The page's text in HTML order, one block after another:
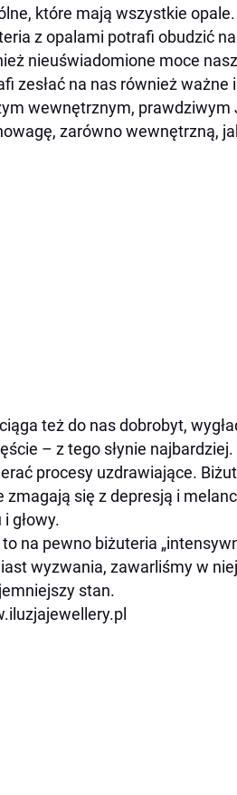
które mają wszystkie opale.
z opalami potrafi obudzić
nieuświadomione moce
zesłać na nas również
wewnętrznym, prawdziwym
zarówno wewnętrzną,
też do nas dobrobyt,
– z tego słynie
procesy uzdrawiające.
zmagają się z depresją i
głowy.
na pewno biżuteria
wyzwania, zawarliśmy w
stan.